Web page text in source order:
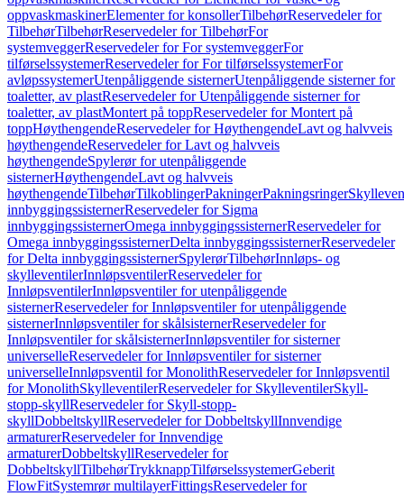
oppvaskmaskinerElementer for konsollerTilbehørReservedeler for
TilbehørTilbehørReservedeler for TilbehørFor
systemveggerReservedeler for For systemveggerFor
tilførselssystemerReservedeler for For tilførselssystemerFor
avløpssystemerUtenpåliggende sisternerUtenpåliggende sisterner for
toaletter, av plastReservedeler for Utenpåliggende sisterner for
toaletter, av plastMontert på toppReservedeler for Montert på
toppHøythengendeReservedeler for HøythengendeLavt og halvveis
høythengendeReservedeler for Lavt og halvveis
høythengendeSpylerør for utenpåliggende
sisternerHøythengendeLavt og halvveis
høythengendeTilbehørTilkoblingerPakningerPakningsringer
innbyggingssisternerReservedeler for Sigma
innbyggingssisternerOmega innbyggingssisternerReservedeler for
Omega innbyggingssisternerDelta innbyggingssisternerReservedeler
for Delta innbyggingssisternerSpylerørTilbehørInnløps- og
skylleventilerInnløpsventilerReservedeler for
InnløpsventilerInnløpsventiler for utenpåliggende
sisternerReservedeler for Innløpsventiler for utenpåliggende
sisternerInnløpsventiler for skålsisternerReservedeler for
Innløpsventiler for skålsisternerInnløpsventiler for sisterner
universelleReservedeler for Innløpsventiler for sisterner
universelleInnløpsventil for MonolithReservedeler for Innløpsventil
for MonolithSkylleventilerReservedeler for SkylleventilerSkyll-
stopp-skyllReservedeler for Skyll-stopp-
skyllDobbeltskyllReservedeler for DobbeltskyllInnvendige
armaturerReservedeler for Innvendige
armaturerDobbeltskyllReservedeler for
DobbeltskyllTilbehørTrykknappTilførselssystemerGeberit
FlowFitSystemrør multilayerFittingsReservedeler for